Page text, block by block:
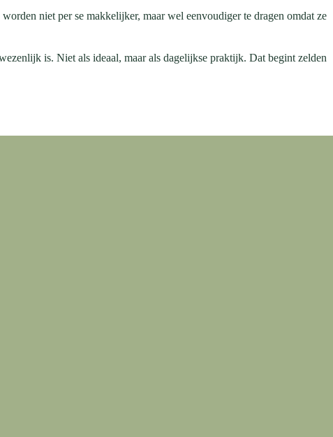
niet per se makkelijker, maar wel eenvoudiger te dragen omdat ze
is. Niet als ideaal, maar als dagelijkse praktijk. Dat begint zelden